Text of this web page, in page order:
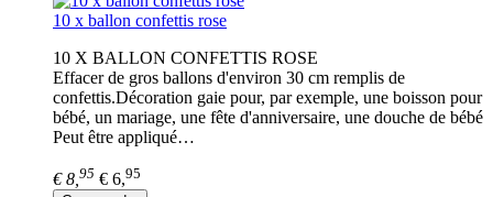
10 x ballon confettis rose
10 X BALLON CONFETTIS ROSE
Effacer de gros ballons d'environ 30 cm remplis de
confettis.Décoration gaie pour, par exemple, une boisson pour
bébé, un mariage, une fête d'anniversaire, une douche de bébé
Peut être appliqué…
€ 8, 95 € 6,95